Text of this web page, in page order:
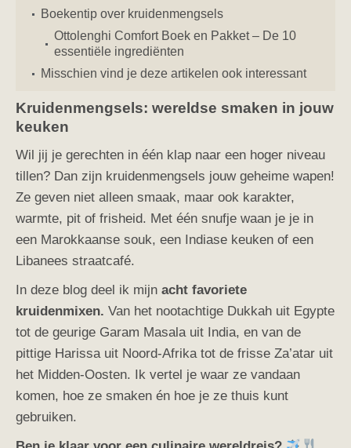
Boekentip over kruidenmengsels
Ottolenghi Comfort Boek en Pakket – De 10
essentiële ingrediënten
Misschien vind je deze artikelen ook interessant
Kruidenmengsels: wereldse smaken in jouw
keuken
Wil jij je gerechten in één klap naar een hoger niveau
tillen? Dan zijn kruidenmengsels jouw geheime wapen!
Ze geven niet alleen smaak, maar ook karakter,
warmte, pit of frisheid. Met één snufje waan je je in
een Marokkaanse souk, een Indiase keuken of een
Libanees straatcafé.
In deze blog deel ik mijn acht favoriete
kruidenmixen. Van het nootachtige Dukkah uit Egypte
tot de geurige Garam Masala uit India, en van de
pittige Harissa uit Noord-Afrika tot de frisse Za’atar uit
het Midden-Oosten. Ik vertel je waar ze vandaan
komen, hoe ze smaken én hoe je ze thuis kunt
gebruiken.